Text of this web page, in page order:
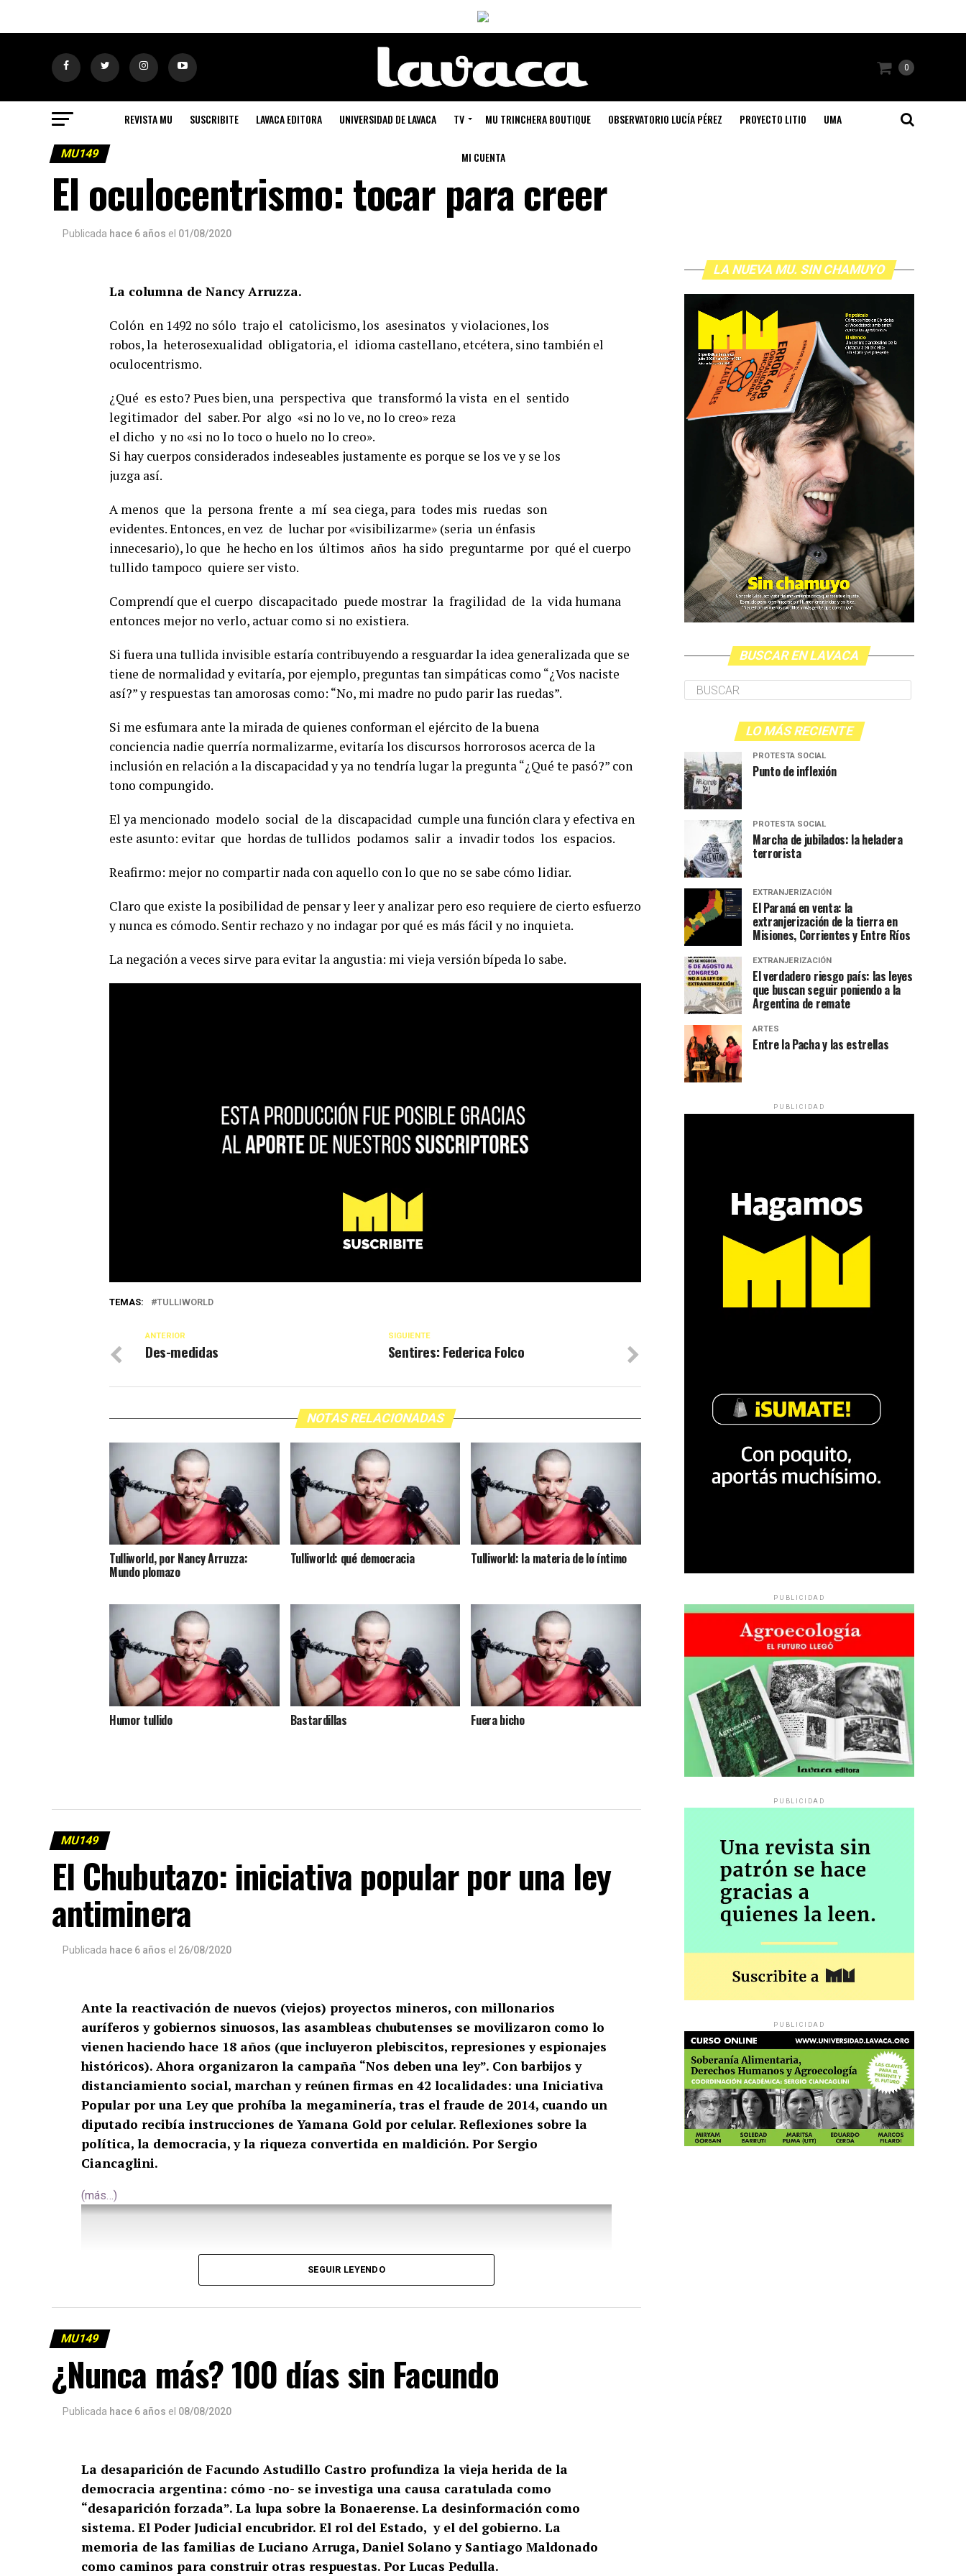
0
REVISTA MU SUSCRIBITE LAVACA EDITORA UNIVERSIDAD DE LAVACA TV MU TRINCHERA BOUTIQUE OBSERVATORIO LUCÍA PÉREZ PROYECTO LITIO UMA
MI CUENTA
MU149
El oculocentrismo: tocar para creer
Publicada hace 6 años el 01/08/2020
La columna de Nancy Arruzza.
Colón en 1492 no sólo trajo el catolicismo, los asesinatos y violaciones, los
robos, la heterosexualidad obligatoria, el idioma castellano, etcétera, sino también el
oculocentrismo.
¿Qué es esto? Pues bien, una perspectiva que transformó la vista en el sentido
legitimador del saber. Por algo «si no lo ve, no lo creo» reza
el dicho y no «si no lo toco o huelo no lo creo».
Si hay cuerpos considerados indeseables justamente es porque se los ve y se los
juzga así.
A menos que la persona frente a mí sea ciega, para todes mis ruedas son
evidentes. Entonces, en vez de luchar por «visibilizarme» (seria un énfasis
innecesario), lo que he hecho en los últimos años ha sido preguntarme por qué el cuerpo
tullido tampoco quiere ser visto.
Comprendí que el cuerpo discapacitado puede mostrar la fragilidad de la vida humana
entonces mejor no verlo, actuar como si no existiera.
Si fuera una tullida invisible estaría contribuyendo a resguardar la idea generalizada que se
tiene de normalidad y evitaría, por ejemplo, preguntas tan simpáticas como “¿Vos naciste
así?” y respuestas tan amorosas como: “No, mi madre no pudo parir las ruedas”.
Si me esfumara ante la mirada de quienes conforman el ejército de la buena
conciencia nadie querría normalizarme, evitaría los discursos horrorosos acerca de la
inclusión en relación a la discapacidad y ya no tendría lugar la pregunta “¿Qué te pasó?” con
tono compungido.
El ya mencionado modelo social de la discapacidad cumple una función clara y efectiva en
este asunto: evitar que hordas de tullidos podamos salir a invadir todos los espacios.
Reafirmo: mejor no compartir nada con aquello con lo que no se sabe cómo lidiar.
Claro que existe la posibilidad de pensar y leer y analizar pero eso requiere de cierto esfuerzo
y nunca es cómodo. Sentir rechazo y no indagar por qué es más fácil y no inquieta.
La negación a veces sirve para evitar la angustia: mi vieja versión bípeda lo sabe.
TEMAS: TULLIWORLD
SIGUIENTE
Sentires: Federica Folco
ANTERIOR
Des-medidas
NOTAS RELACIONADAS
Tulliworld, por Nancy Arruzza:
Mundo plomazo
Tulliworld: qué democracia Tulliworld: la materia de lo íntimo
Humor tullido Bastardillas Fuera bicho
MU149
El Chubutazo: iniciativa popular por una ley
antiminera
Publicada hace 6 años el 26/08/2020
Ante la reactivación de nuevos (viejos) proyectos mineros, con millonarios
auríferos y gobiernos sinuosos, las asambleas chubutenses se movilizaron como lo
vienen haciendo hace 18 años (que incluyeron plebiscitos, represiones y espionajes
históricos). Ahora organizaron la campaña “Nos deben una ley”. Con barbijos y
distanciamiento social, marchan y reúnen firmas en 42 localidades: una Iniciativa
Popular por una Ley que prohíba la megaminería, tras el fraude de 2014, cuando un
diputado recibía instrucciones de Yamana Gold por celular. Reflexiones sobre la
política, la democracia, y la riqueza convertida en maldición. Por Sergio
Ciancaglini.
(más…)
SEGUIR LEYENDO
MU149
¿Nunca más? 100 días sin Facundo
Publicada hace 6 años el 08/08/2020
La desaparición de Facundo Astudillo Castro profundiza la vieja herida de la
democracia argentina: cómo -no- se investiga una causa caratulada como
“desaparición forzada”. La lupa sobre la Bonaerense. La desinformación como
sistema. El Poder Judicial encubridor. El rol del Estado, y el del gobierno. La
memoria de las familias de Luciano Arruga, Daniel Solano y Santiago Maldonado
como caminos para construir otras respuestas. Por Lucas Pedulla.
LA NUEVA MU. SIN CHAMUYO
BUSCAR EN LAVACA
LO MÁS RECIENTE
PROTESTA SOCIAL
Punto de inflexión
PROTESTA SOCIAL
Marcha de jubilados: la heladera
terrorista
EXTRANJERIZACIÓN
El Paraná en venta: la
extranjerización de la tierra en
Misiones, Corrientes y Entre Ríos
EXTRANJERIZACIÓN
El verdadero riesgo país: las leyes
que buscan seguir poniendo a la
Argentina de remate
ARTES
Entre la Pacha y las estrellas
PUBLICIDAD
PUBLICIDAD
PUBLICIDAD
PUBLICIDAD